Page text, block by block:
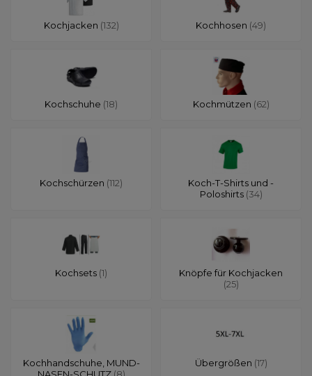
Kochjacken (132) Kochhosen (49)
Kochschuhe (18) Kochmützen (62)
Kochschürzen (112)
Koch-T-Shirts und -
Poloshirts (34)
Kochsets (1)
Knöpfe für Kochjacken
(25)
Kochhandschuhe, MUND-
Übergrößen (17)